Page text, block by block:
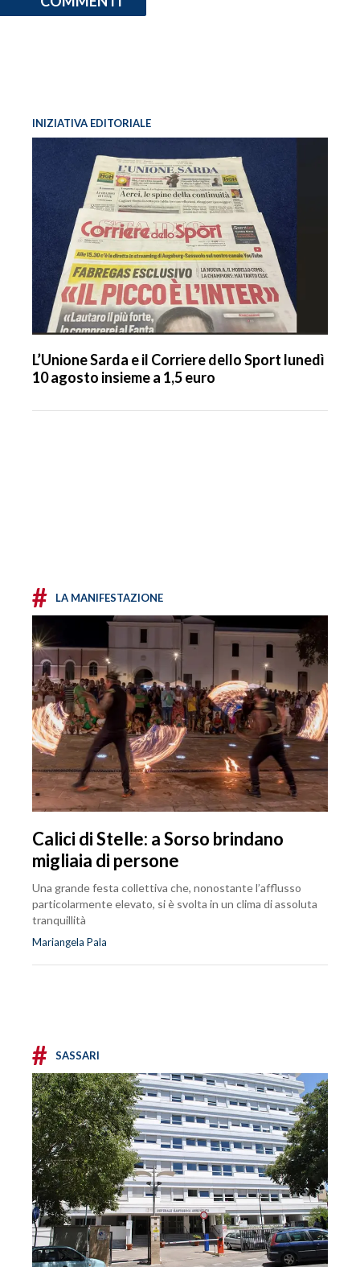
INIZIATIVA EDITORIALE
L’Unione Sarda e il Corriere dello Sport lunedì
10 agosto insieme a 1,5 euro
# LA MANIFESTAZIONE
Calici di Stelle: a Sorso brindano
migliaia di persone
Una grande festa collettiva che, nonostante l’afflusso
particolarmente elevato, si è svolta in un clima di assoluta
tranquillità
Mariangela Pala
# SASSARI